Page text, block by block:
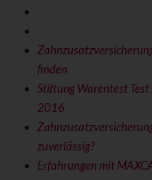
finden
Stiftung Warentest
2016
zuverlässig?
Erfahrungen mit